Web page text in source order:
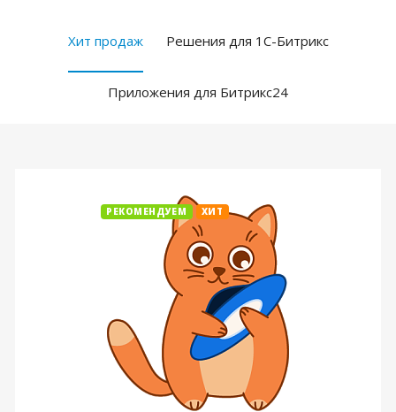
Хит продаж Решения для 1С-Битрикс
Приложения для Битрикс24
РЕКОМЕНДУЕМ ХИТ